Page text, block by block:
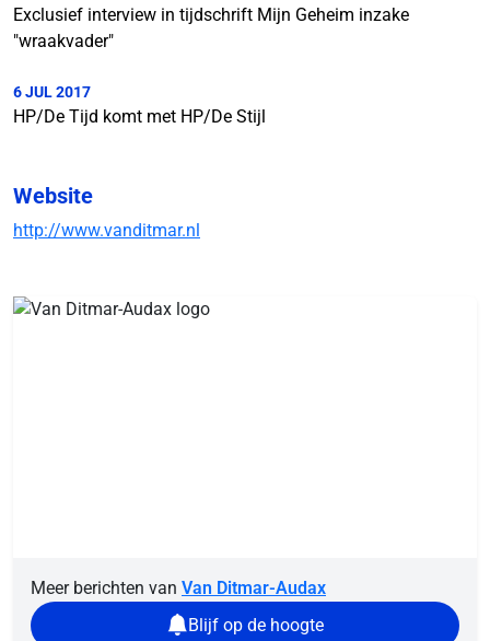
Exclusief interview in tijdschrift Mijn Geheim inzake
"wraakvader"
6 JUL 2017
HP/De Tijd komt met HP/De Stijl
Website
http://www.vanditmar.nl
Meer berichten van Van Ditmar-Audax
Blijf op de hoogte